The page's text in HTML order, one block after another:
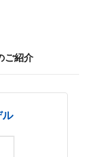
ご紹介